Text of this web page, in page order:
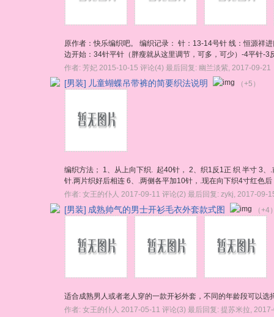
原作者：快乐编织吧。 编织记录： 针：13-14号针 线：恒源祥
边开始：34针平针（胖瘦就从这里调节，可多，可少）-4平针-
作者: 芳妃 2015-10-15 评论(4) 最后回复: 幽兰淡紫 2017-09-21
[男装] 儿童蝴蝶吊带裤的简要织法说明 （+5）
编织方法； 1、从上向下织. 起40针， 2、织1反1正 织 半寸 3
针.两片织好后相连 6、.两侧各平加10针，.现在向下织4寸红色
作者: 女王的仆人 2017-09-11 评论(2) 最后回复: zykj 2017-09-
[男装] 成熟帅气的男士开衫毛衣外套款式图 （+4
适合成熟男人或者老人穿的一款开衫外套，不同的年龄段可以
作者: 女王的仆人 2017-05-11 评论(3) 最后回复: 提苏米拉